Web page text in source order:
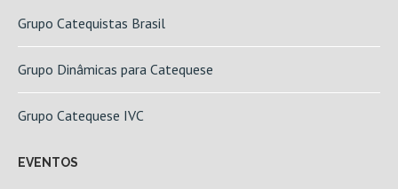
Grupo Catequistas Brasil
Grupo Dinâmicas para Catequese
Grupo Catequese IVC
EVENTOS